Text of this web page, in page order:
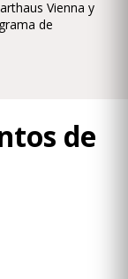
Vienna y
de
de